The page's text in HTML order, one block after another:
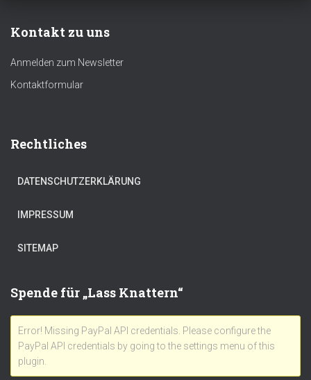
Kontakt zu uns
Anmelden zum Newsletter
Kontaktformular
Rechtliches
DATENSCHUTZERKLÄRUNG
IMPRESSUM
SITEMAP
Spende für „Lass Knattern“
Error! Missing PayPal API credentials. Please configure the
PayPal API credentials by going to the settings menu of this
plugin.